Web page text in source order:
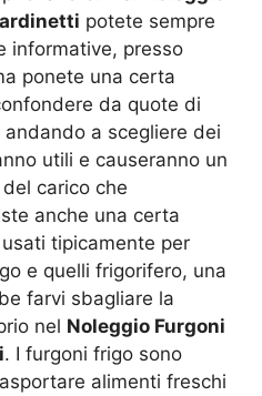
potete sempre
informative, presso
ponete una certa
da quote di
a scegliere dei
utili e causeranno un
carico che
anche una certa
tipicamente per
e quelli frigorifero, una
farvi sbagliare la
nel Noleggio Furgoni
. I furgoni frigo sono
alimenti freschi